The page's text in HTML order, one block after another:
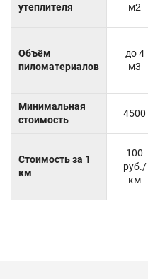
утеплителя
м2
Объём
пиломатериалов
до 4
м3
Минимальная
стоимость
4500
Стоимость за 1
км
100
руб./
км